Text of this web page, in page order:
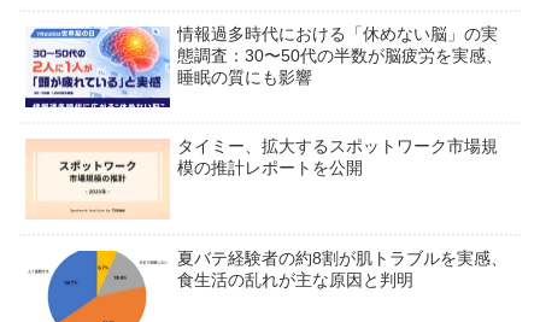
情報過多時代における「休めない脳」の実
態調査：30〜50代の半数が脳疲労を実感、
睡眠の質にも影響
タイミー、拡大するスポットワーク市場規
模の推計レポートを公開
夏バテ経験者の約8割が肌トラブルを実感、
食生活の乱れが主な原因と判明